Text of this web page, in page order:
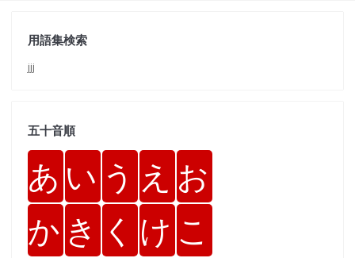
用語集検索
jjj
五十音順
あ い う え お
か き く け こ